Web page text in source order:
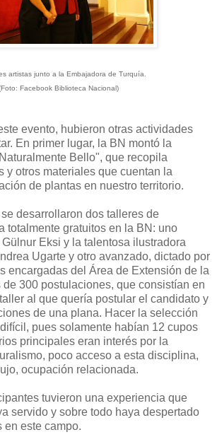
artistas junto a la Embajadora de Turquía.
Facebook Biblioteca Nacional)
evento, hubieron otras actividades
En primer lugar, la BN montó la
Bello", que recopila
y otros materiales que cuentan la
de plantas en nuestro territorio.
desarrollaron dos talleres de
totalmente gratuitos en la BN: uno
Eksi y la talentosa ilustradora
Ugarte y otro avanzado, dictado por
encargadas del Área de Extensión de la
de 300 postulaciones, que consistían en
al que quería postular el candidato y
de una plana. Hacer la selección
pues solamente habían 12 cupos
principales eran interés por la
poco acceso a esta disciplina,
ocupación relacionada.
tuvieron una experiencia que
servido y sobre todo haya despertado
en este campo.